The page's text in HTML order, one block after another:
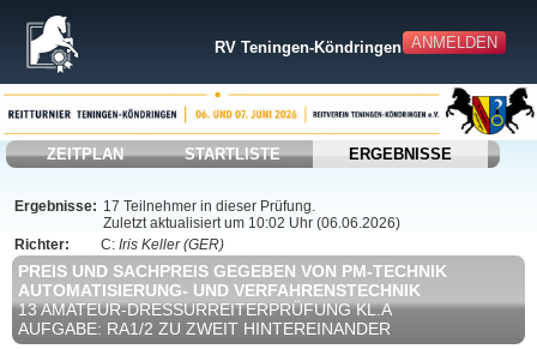
ANMELDEN
RV Teningen-Köndringen
ZEITPLAN STARTLISTE ERGEBNISSE
Ergebnisse: 17 Teilnehmer in dieser Prüfung.
Zuletzt aktualisiert um 10:02 Uhr (06.06.2026)
Richter:
C: Iris Keller (GER)
PREIS UND SACHPREIS GEGEBEN VON PM-TECHNIK
AUTOMATISIERUNG- UND VERFAHRENSTECHNIK
13 AMATEUR-DRESSURREITERPRÜFUNG KL.A
AUFGABE: RA1/2 ZU ZWEIT HINTEREINANDER